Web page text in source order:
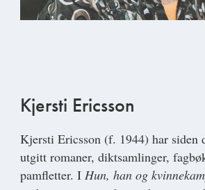
Kjersti Ericsson
Kjersti Ericsson (f. 1944) har siden
utgitt romaner, diktsamlinger,
pamfletter. I Hun, han og